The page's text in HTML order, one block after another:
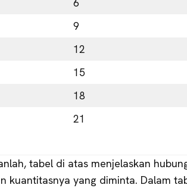
6
9
12
15
18
21
tabel di atas menjelaskan
kuantitasnya yang diminta. Dalam